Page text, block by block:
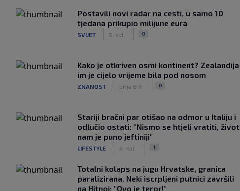
Postavili novi radar na cesti, u samo 10
tjedana prikupio milijune eura
SVIJET 5. kol. 0
Kako je otkriven osmi kontinent? Zealandija
im je cijelo vrijeme bila pod nosom
ZNANOST prije 8 h 0
Stariji bračni par otišao na odmor u Italiju i
odlučio ostati: "Nismo se htjeli vratiti, život
nam je puno jeftiniji"
LIFESTYLE 4. kol. 1
Totalni kolaps na jugu Hrvatske, granica
paralizirana. Neki iscrpljeni putnici završili
na Hitnoj: "Ovo je teror!"